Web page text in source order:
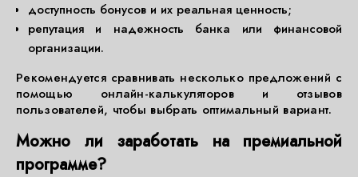
доступность бонусов и их реальная ценность;
репутация и надежность банка или финансовой
организации.
Рекомендуется сравнивать несколько предложений с
помощью онлайн-калькуляторов и отзывов
пользователей, чтобы выбрать оптимальный вариант.
Можно ли заработать на премиальной
программе?